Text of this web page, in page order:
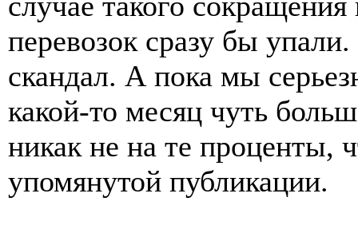
перевозок сразу бы
скандал. А пока мы
какой-то месяц чуть
никак не на те проценты,
упомянутой публикации.